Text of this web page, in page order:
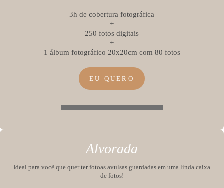
3h de cobertura fotográfica
+
250 fotos digitais
+
1 álbum fotográfico 20x20cm com 80 fotos
EU QUERO
Alvorada
Ideal para você que quer ter fotoas avulsas guardadas em uma linda caixa
de fotos!